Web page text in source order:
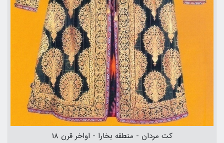
كت مردان - منطقه بخارا - اواخر قرن 18